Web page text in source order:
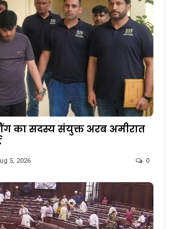
का सदस्य संयुक्त अरब अमीरात
5, 2026 0